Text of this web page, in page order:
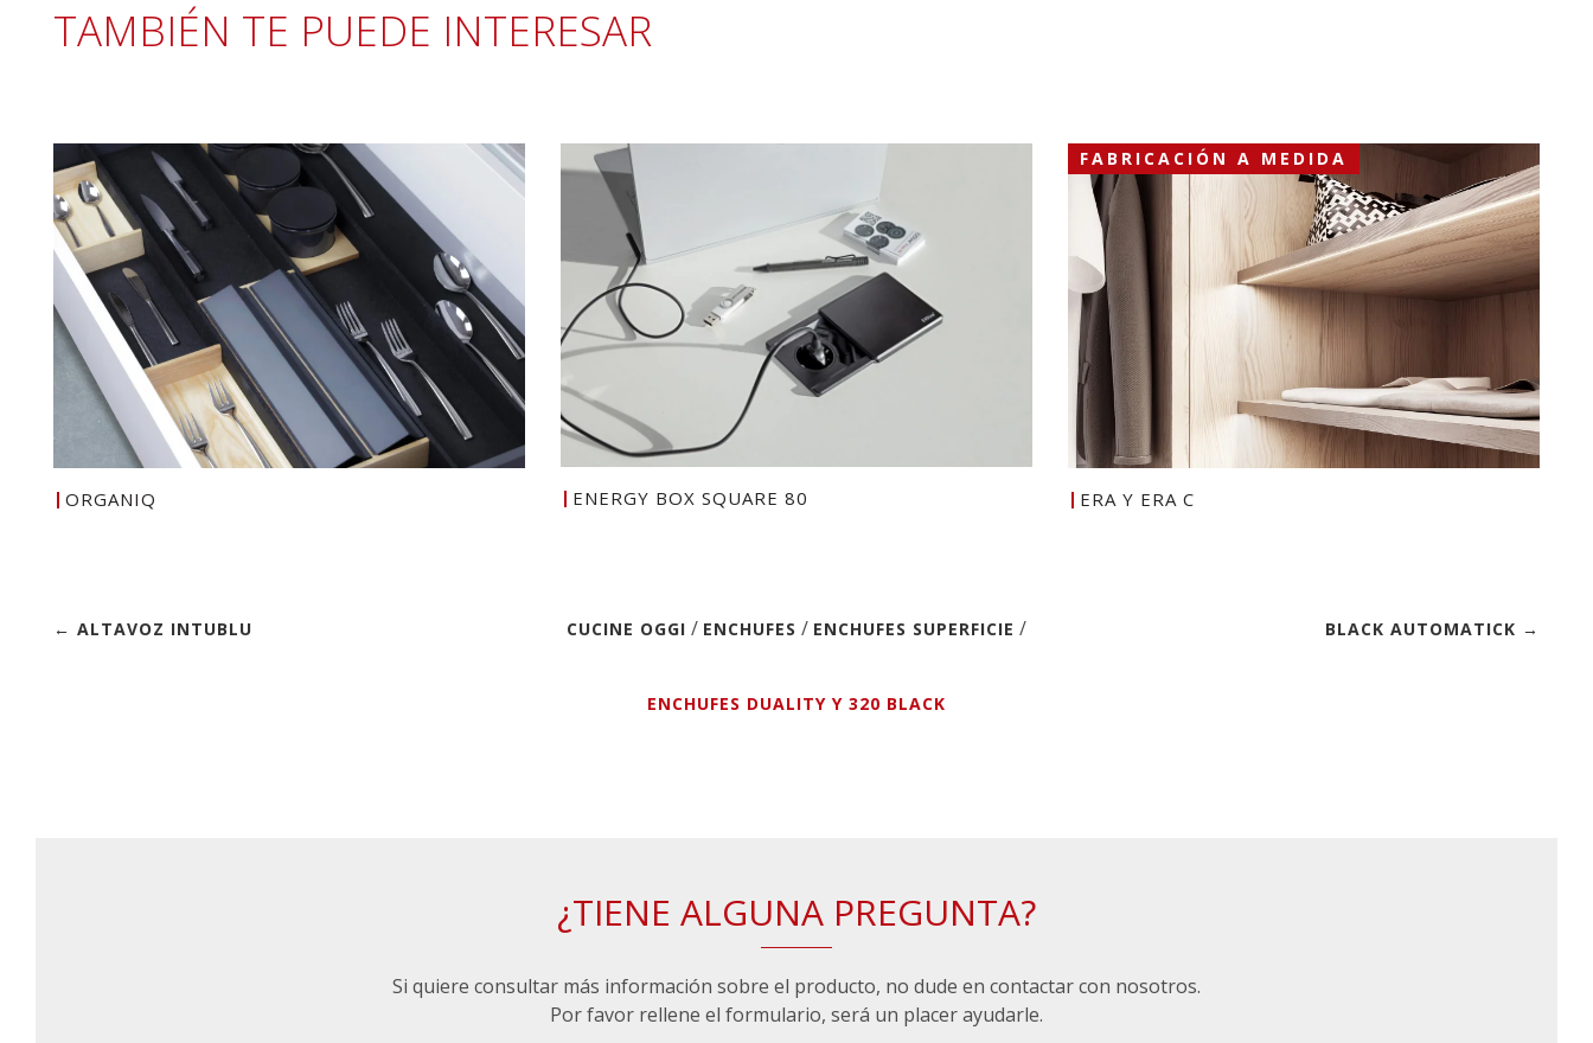
TAMBIÉN TE PUEDE INTERESAR
ORGANIQ ENERGY BOX SQUARE 80
FABRICACIÓN A MEDIDA
ERA Y ERA C
← ALTAVOZ INTUBLU CUCINE OGGI / ENCHUFES / ENCHUFES SUPERFICIE /
ENCHUFES DUALITY Y 320 BLACK
BLACK AUTOMATICK →
¿TIENE ALGUNA PREGUNTA?
Si quiere consultar más información sobre el producto, no dude en contactar con nosotros.
Por favor rellene el formulario, será un placer ayudarle.